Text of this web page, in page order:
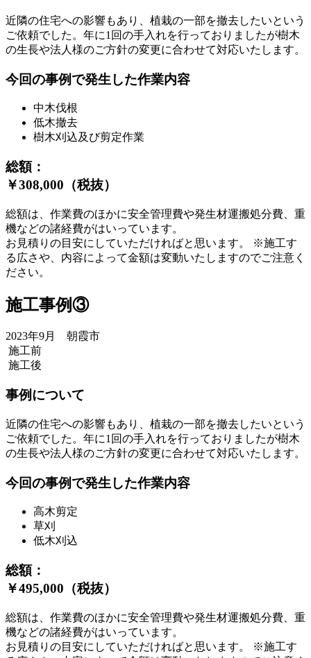
近隣の住宅への影響もあり、植栽の一部を撤去したいという
ご依頼でした。年に1回の手入れを行っておりましたが樹木
の生長や法人様のご方針の変更に合わせて対応いたします。
今回の事例で発生した作業内容
中木伐根
低木撤去
樹木刈込及び剪定作業
総額：
￥308,000（税抜）
総額は、作業費のほかに安全管理費や発生材運搬処分費、重
機などの諸経費がはいっています。
お見積りの目安にしていただければと思います。 ※施工す
る広さや、内容によって金額は変動いたしますのでご注意く
ださい。
施工事例③
2023年9月 朝霞市
施工前
施工後
事例について
近隣の住宅への影響もあり、植栽の一部を撤去したいという
ご依頼でした。年に1回の手入れを行っておりましたが樹木
の生長や法人様のご方針の変更に合わせて対応いたします。
今回の事例で発生した作業内容
高木剪定
草刈
低木刈込
総額：
￥495,000（税抜）
総額は、作業費のほかに安全管理費や発生材運搬処分費、重
機などの諸経費がはいっています。
お見積りの目安にしていただければと思います。 ※施工す